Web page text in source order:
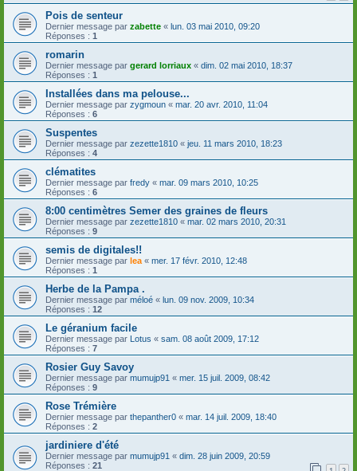
Pois de senteur
Dernier message par zabette « lun. 03 mai 2010, 09:20
Réponses : 1
romarin
Dernier message par gerard lorriaux « dim. 02 mai 2010, 18:37
Réponses : 1
Installées dans ma pelouse...
Dernier message par zygmoun « mar. 20 avr. 2010, 11:04
Réponses : 6
Suspentes
Dernier message par zezette1810 « jeu. 11 mars 2010, 18:23
Réponses : 4
clématites
Dernier message par fredy « mar. 09 mars 2010, 10:25
Réponses : 6
8:00 centimètres Semer des graines de fleurs
Dernier message par zezette1810 « mar. 02 mars 2010, 20:31
Réponses : 9
semis de digitales!!
Dernier message par lea « mer. 17 févr. 2010, 12:48
Réponses : 1
Herbe de la Pampa .
Dernier message par méloé « lun. 09 nov. 2009, 10:34
Réponses : 12
Le géranium facile
Dernier message par Lotus « sam. 08 août 2009, 17:12
Réponses : 7
Rosier Guy Savoy
Dernier message par mumujp91 « mer. 15 juil. 2009, 08:42
Réponses : 9
Rose Trémière
Dernier message par thepanther0 « mar. 14 juil. 2009, 18:40
Réponses : 2
jardiniere d'été
Dernier message par mumujp91 « dim. 28 juin 2009, 20:59
Réponses : 21